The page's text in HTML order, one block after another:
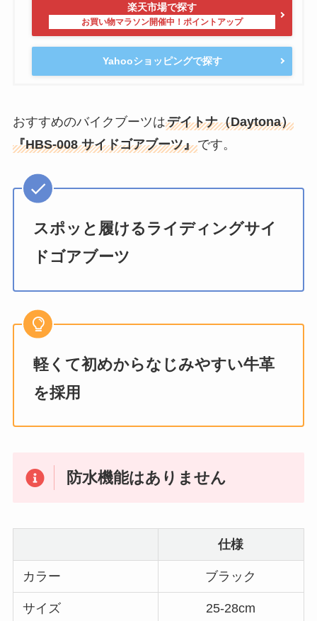
楽天市場で探す
Yahooショッピングで探す
おすすめのバイクブーツはデイトナ（Daytona）
『HBS-008 サイドゴアブーツ』です。
スポッと履けるライディングサイ
ドゴアブーツ
軽くて初めからなじみやすい牛革
を採用
防水機能はありません
仕様
カラー ブラック
サイズ 25-28cm